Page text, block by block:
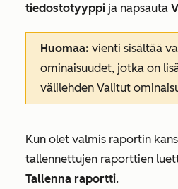
tiedostotyyppi ja napsauta
Huomaa: vienti sisältää
ominaisuudet, jotka on
välilehden Valitut
Kun olet valmis raportin
tallennettujen raporttien
Tallenna raportti.